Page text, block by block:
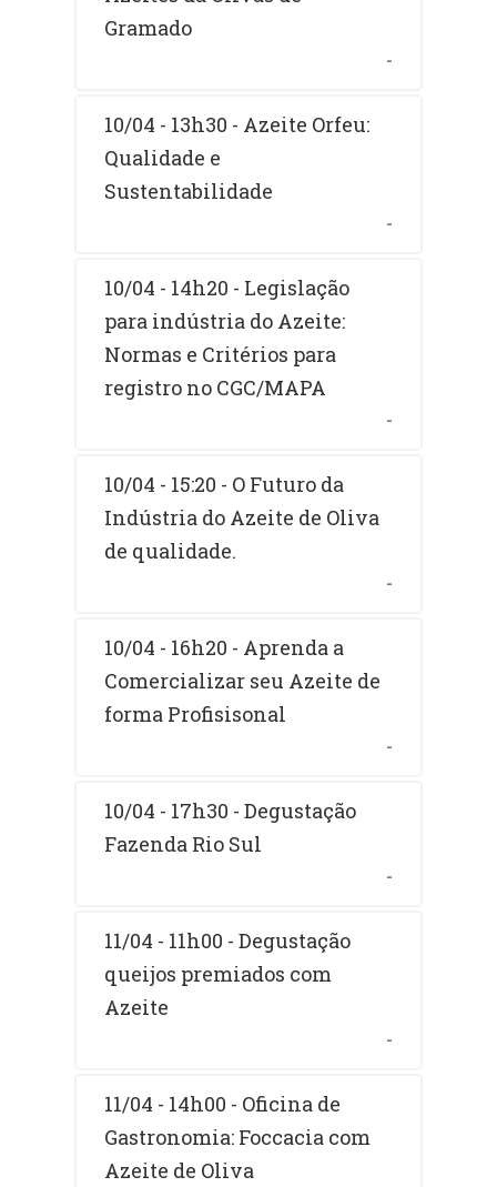
Gramado
-
10/04 - 13h30 - Azeite Orfeu:
Qualidade e
Sustentabilidade
-
10/04 - 14h20 - Legislação
para indústria do Azeite:
Normas e Critérios para
registro no CGC/MAPA
-
10/04 - 15:20 - O Futuro da
Indústria do Azeite de Oliva
de qualidade.
-
10/04 - 16h20 - Aprenda a
Comercializar seu Azeite de
forma Profisisonal
-
10/04 - 17h30 - Degustação
Fazenda Rio Sul
-
11/04 - 11h00 - Degustação
queijos premiados com
Azeite
-
11/04 - 14h00 - Oficina de
Gastronomia: Foccacia com
Azeite de Oliva